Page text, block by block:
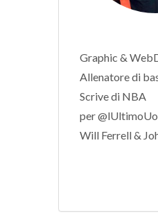
Graphic &
Allenatore di
Scrive di NBA
per
Will Ferrell &